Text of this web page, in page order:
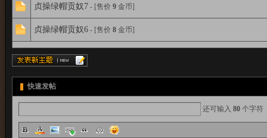
m
贞操绿帽贡奴7 - [售价 9 金币]
贞操绿帽贡奴6 - [售价 8 金币]
快速发帖
还可输入 80 个字符